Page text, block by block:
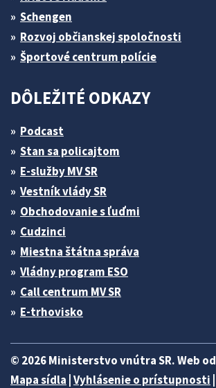
Schengen
Rozvoj občianskej spoločnosti
Športové centrum polície
DÔLEŽITÉ ODKAZY
Podcast
Stan sa policajtom
E-služby MV SR
Vestník vlády SR
Obchodovanie s ľuďmi
Cudzinci
Miestna štátna správa
Vládny program ESO
Call centrum MV SR
E-trhovisko
© 2026 Ministerstvo vnútra SR. Web od
Mapa sídla Vyhlásenie o prístupnosti